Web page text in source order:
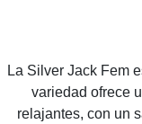
La Silver Jack Fem
variedad ofrece
relajantes, con un